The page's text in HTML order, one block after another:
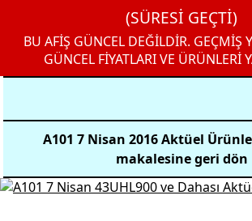
(SÜRESİ GEÇTİ)
BU AFİŞ GÜNCEL DEĞİLDİR. GEÇMİŞ
GÜNCEL FİYATLARI VE ÜRÜNLERİ
A101 7 Nisan 2016 Aktüel
makalesine geri dön